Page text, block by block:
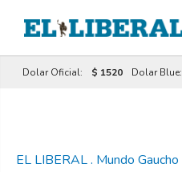
Dolar Oficial: $ 1520 Dolar Blue:
EL LIBERAL. Mundo Gaucho